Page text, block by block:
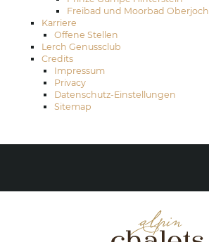
Freibad und Moorbad Oberjoch
Karriere
Offene Stellen
Lerch Genussclub
Credits
Impressum
Privacy
Datenschutz-Einstellungen
Sitemap